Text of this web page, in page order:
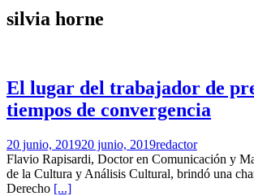
silvia horne
El lugar del trabajador de
tiempos de convergencia
20 junio, 201920 junio, 2019redactor
Flavio Rapisardi, Doctor en Comunicación y
de la Cultura y Análisis Cultural, brindó una
Derecho [...]